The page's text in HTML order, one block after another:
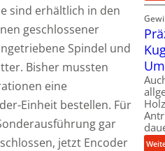
sind erhältlich in den
geschlossener
Spindel und
Bisher mussten
eine
Einheit bestellen. Für
gar
jetzt Encoder